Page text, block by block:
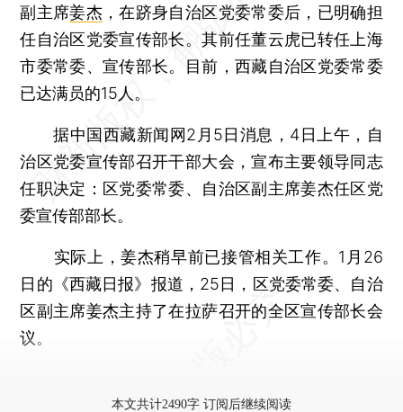
副主席姜杰 ，在跻身自治区党委常委后，已明确担
任自治区党委宣传部长。其前任董云虎已转任上海
市委常委、宣传部长。目前，西藏自治区党委常委
已达满员的15人。
据中国西藏新闻网2月5日消息，4日上午，自
治区党委宣传部召开干部大会，宣布主要领导同志
任职决定：区党委常委、自治区副主席姜杰任区党
委宣传部部长。
实际上，姜杰稍早前已接管相关工作。1月26
日的《西藏日报》报道，25日，区党委常委、自治
区副主席姜杰主持了在拉萨召开的全区宣传部长会
议。
本文共计2490字 订阅后继续阅读